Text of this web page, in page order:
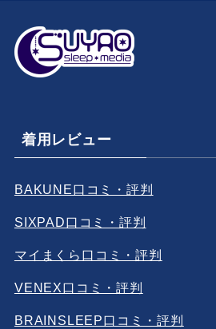
着用レビュー
BAKUNE口コミ・評判
SIXPAD口コミ・評判
マイまくら口コミ・評判
VENEX口コミ・評判
BRAINSLEEP口コミ・評判